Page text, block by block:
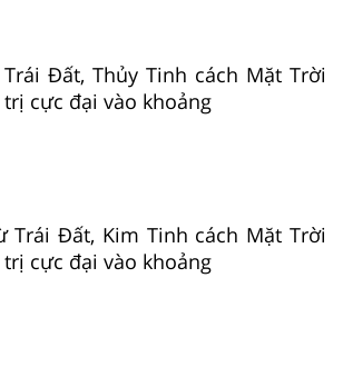
Đất, Thủy Tinh cách Mặt Trời
cực đại vào khoảng
Trái Đất, Kim Tinh cách Mặt Trời
cực đại vào khoảng